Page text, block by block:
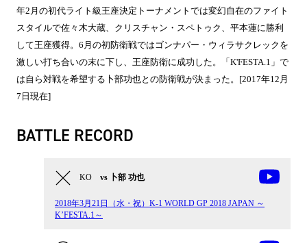
年2月の初代ライト級王座決定トーナメントでは変幻自在のファイト
スタイルで佐々木大蔵、クリスチャン・スペトゥク、平本蓮に勝利
して王座獲得。6月の初防衛戦ではゴンナパー・ウィラサクレックを
激しい打ち合いの末に下し、王座防衛に成功した。「K'FESTA.1」で
は自ら対戦を希望する卜部功也との防衛戦が決まった。[2017年12月
7日現在]
BATTLE RECORD
KO vs 卜部 功也
2018年3月21日（水・祝）K-1 WORLD GP 2018 JAPAN ～
K’FESTA.1～